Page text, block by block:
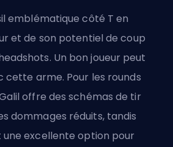
emblématique côté T en
et de son potentiel de coup
Un bon joueur peut
cette arme. Pour les rounds
offre des schémas de tir
dommages réduits, tandis
une excellente option pour